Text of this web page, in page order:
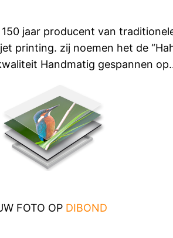
jaar producent van
zij noemen het de
Handmatig gespannen
FOTO OP DIBOND